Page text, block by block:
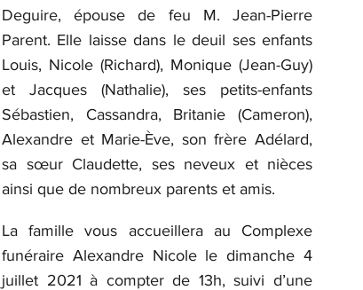
Deguire, épouse de feu M. Jean-Pierre
Parent. Elle laisse dans le deuil ses enfants
Louis, Nicole (Richard), Monique (Jean-Guy)
et Jacques (Nathalie), ses petits-enfants
Sébastien, Cassandra, Britanie (Cameron),
Alexandre et Marie-Ève, son frère Adélard,
sa sœur Claudette, ses neveux et nièces
ainsi que de nombreux parents et amis.
La famille vous accueillera au Complexe
funéraire Alexandre Nicole le dimanche 4
juillet 2021 à compter de 13h, suivi d’une